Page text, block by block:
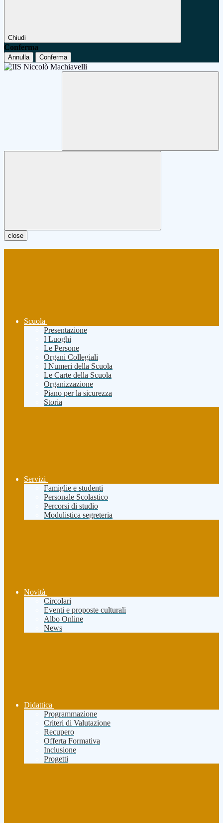
Chiudi
Conferma
Annulla Conferma
close
Scuola
Presentazione
I Luoghi
Le Persone
Organi Collegiali
I Numeri della Scuola
Le Carte della Scuola
Organizzazione
Piano per la sicurezza
Storia
Servizi
Famiglie e studenti
Personale Scolastico
Percorsi di studio
Modulistica segreteria
Novità
Circolari
Eventi e proposte culturali
Albo Online
News
Didattica
Programmazione
Criteri di Valutazione
Recupero
Offerta Formativa
Inclusione
Progetti